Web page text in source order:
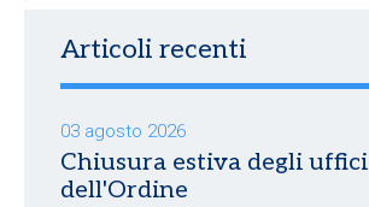
Articoli recenti
03 agosto 2026
Chiusura estiva degli uffici
dell'Ordine